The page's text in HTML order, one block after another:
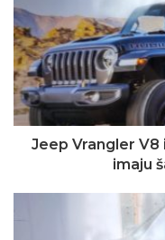
Jeep Vrangler V8
imaju